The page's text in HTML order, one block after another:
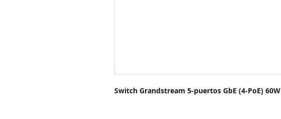
Switch Grandstream 5-puertos GbE (4-PoE) 60W